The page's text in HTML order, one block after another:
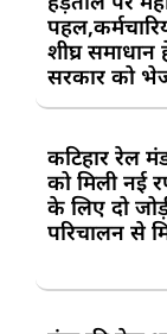
शीघ्र समाधान
सरकार को
कटिहार रेल
को मिली नई
के लिए दो
परिचालन से